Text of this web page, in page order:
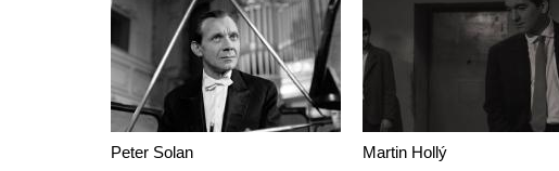
Peter Solan Martin Hollý